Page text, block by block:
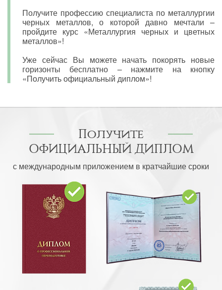
Получите профессию специалиста по металлургии
черных металлов, о которой давно мечтали –
пройдите курс «Металлургия черных и цветных
металлов»!
Уже сейчас Вы можете начать покорять новые
горизонты бесплатно – нажмите на кнопку
«Получить официальный диплом»!
Получите
ОФИЦИАЛЬНЫЙ ДИПЛОМ
с международным приложением в кратчайшие сроки